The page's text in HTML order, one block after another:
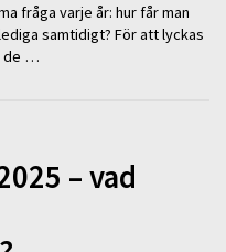
fråga varje år: hur får man
samtidigt? För att lyckas
de …
– vad